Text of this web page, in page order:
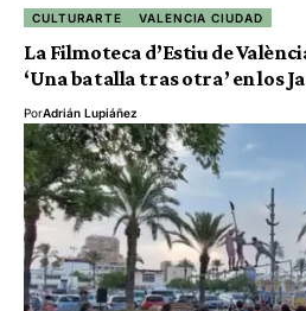
CULTURARTE VALENCIA CIUDAD
La Filmoteca d’Estiu de
‘Una batalla tras otra’ en los
PorAdrián Lupiáñez